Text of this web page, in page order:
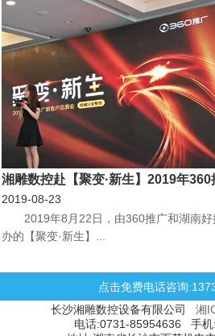
2019-08-23
​2019年8月22日，由360推广和湖南好
办的【聚变·新生】...
点击免费电话咨询
长沙湘雕数控设备有限公司 湘
电话:0731-85954636 手机